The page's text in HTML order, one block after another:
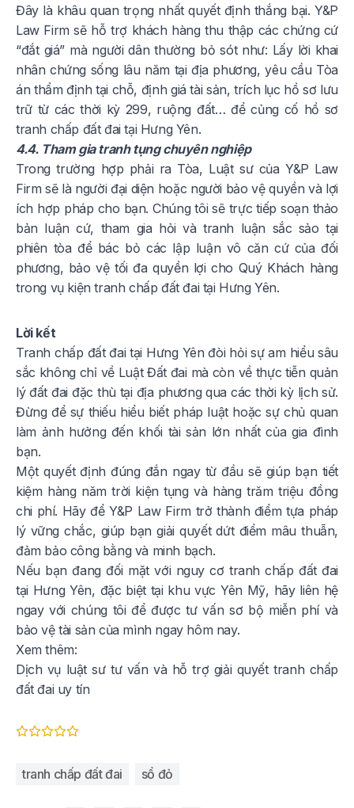
Đây là khâu quan trọng nhất quyết định thắng bại. Y&P
Law Firm sẽ hỗ trợ khách hàng thu thập các chứng cứ
“đắt giá” mà người dân thường bỏ sót như: Lấy lời khai
nhân chứng sống lâu năm tại địa phương, yêu cầu Tòa
án thẩm định tại chỗ, định giá tài sản, trích lục hồ sơ lưu
trữ từ các thời kỳ 299, ruộng đất… để củng cố hồ sơ
tranh chấp đất đai tại Hưng Yên.
4.4. Tham gia tranh tụng chuyên nghiệp
Trong trường hợp phải ra Tòa, Luật sư của Y&P Law
Firm sẽ là người đại diện hoặc người bảo vệ quyền và lợi
ích hợp pháp cho bạn. Chúng tôi sẽ trực tiếp soạn thảo
bản luận cứ, tham gia hỏi và tranh luận sắc sảo tại
phiên tòa để bác bỏ các lập luận vô căn cứ của đối
phương, bảo vệ tối đa quyền lợi cho Quý Khách hàng
trong vụ kiện tranh chấp đất đai tại Hưng Yên.
Lời kết
Tranh chấp đất đai tại Hưng Yên đòi hỏi sự am hiểu sâu
sắc không chỉ về Luật Đất đai mà còn về thực tiễn quản
lý đất đai đặc thù tại địa phương qua các thời kỳ lịch sử.
Đừng để sự thiếu hiểu biết pháp luật hoặc sự chủ quan
làm ảnh hưởng đến khối tài sản lớn nhất của gia đình
bạn.
Một quyết định đúng đắn ngay từ đầu sẽ giúp bạn tiết
kiệm hàng năm trời kiện tụng và hàng trăm triệu đồng
chi phí. Hãy để Y&P Law Firm trở thành điểm tựa pháp
lý vững chắc, giúp bạn giải quyết dứt điểm mâu thuẫn,
đảm bảo công bằng và minh bạch.
Nếu bạn đang đối mặt với nguy cơ tranh chấp đất đai
tại Hưng Yên, đặc biệt tại khu vực Yên Mỹ, hãy liên hệ
ngay với chúng tôi để được tư vấn sơ bộ miễn phí và
bảo vệ tài sản của mình ngay hôm nay.
Xem thêm:
Dịch vụ luật sư tư vấn và hỗ trợ giải quyết tranh chấp
đất đai uy tín
tranh chấp đất đai sổ đỏ